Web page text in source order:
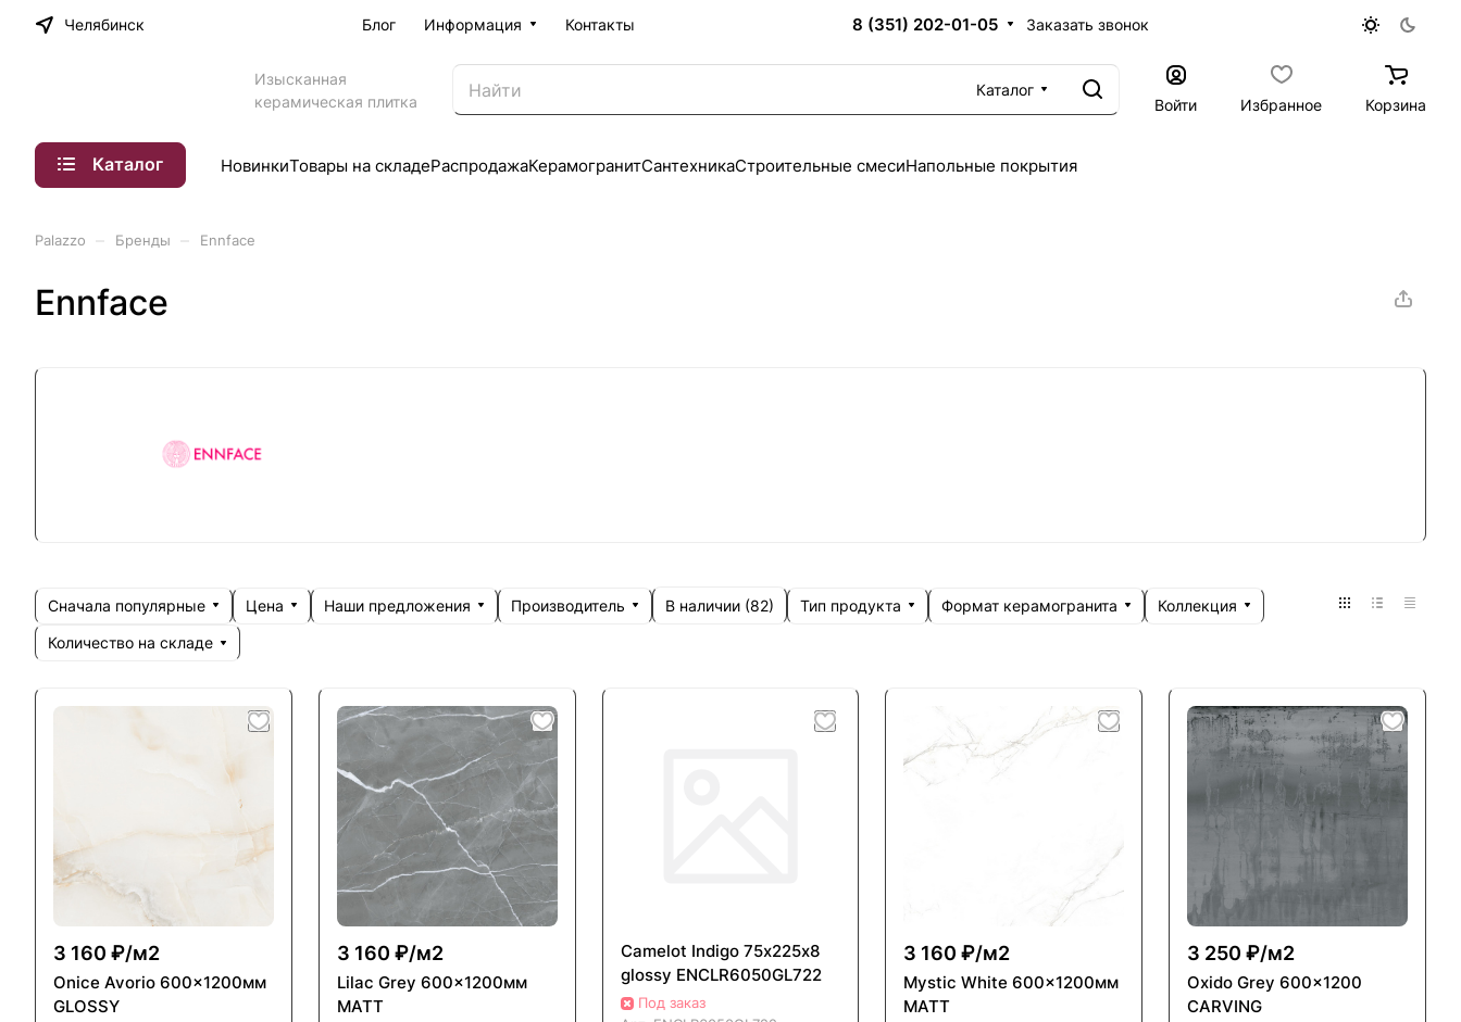
Челябинск Блог Информация Контакты 8 (351) 202-01-05 Заказать звонок
Изысканная
керамическая плитка
Каталог
Войти
Избранное Корзина
Каталог НовинкиТовары на складеРаспродажаКерамогранитСантехникаСтроительные смесиНапольные покрытия
Palazzo Бренды Ennface
Ennface
Сначала популярные Цена Наши предложения Производитель В наличии (82) Тип продукта Формат керамогранита Коллекция
Количество на складе
3 160 ₽/м2
Onice Avorio 600x1200мм
GLOSSY
3 160 ₽/м2
Lilac Grey 600x1200мм
MATT
Camelot Indigo 75х225х8
glossy ENCLR6050GL722
Под заказ
3 160 ₽/м2
Mystic White 600x1200мм
MATT
3 250 ₽/м2
Oxido Grey 600x1200
CARVING